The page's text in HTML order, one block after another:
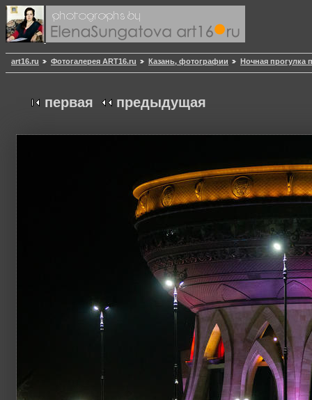
art16.ru Фотогалерея ART16.ru Казань, фотографии Ночная прогулка
первая предыдущая